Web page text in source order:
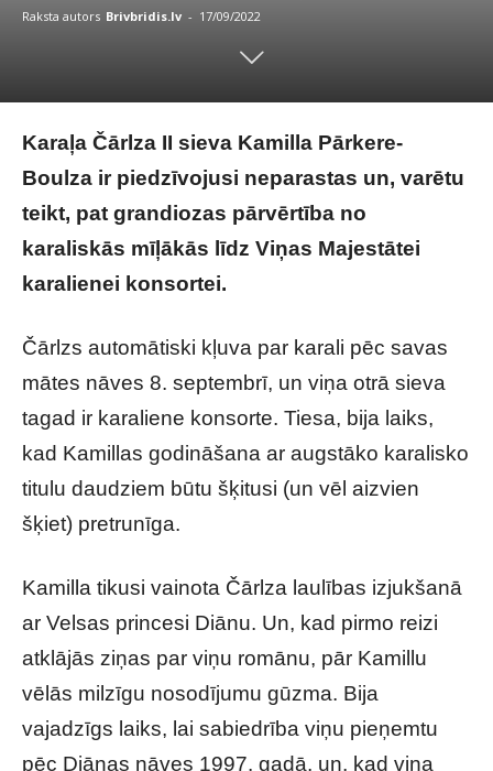
Raksta autors Brivbridis.lv - 17/09/2022
Karaļa Čārlza II sieva Kamilla Pārkere-
Boulza ir piedzīvojusi neparastas un, varētu
teikt, pat grandiozas pārvērtība no
karaliskās mīļākās līdz Viņas Majestātei
karalienei konsortei.
Čārlzs automātiski kļuva par karali pēc savas
mātes nāves 8. septembrī, un viņa otrā sieva
tagad ir karaliene konsorte. Tiesa, bija laiks,
kad Kamillas godināšana ar augstāko karalisko
titulu daudziem būtu šķitusi (un vēl aizvien
šķiet) pretrunīga.
Kamilla tikusi vainota Čārlza laulības izjukšanā
ar Velsas princesi Diānu. Un, kad pirmo reizi
atklājās ziņas par viņu romānu, pār Kamillu
vēlās milzīgu nosodījumu gūzma. Bija
vajadzīgs laiks, lai sabiedrība viņu pieņemtu
pēc Diānas nāves 1997. gadā, un, kad viņa